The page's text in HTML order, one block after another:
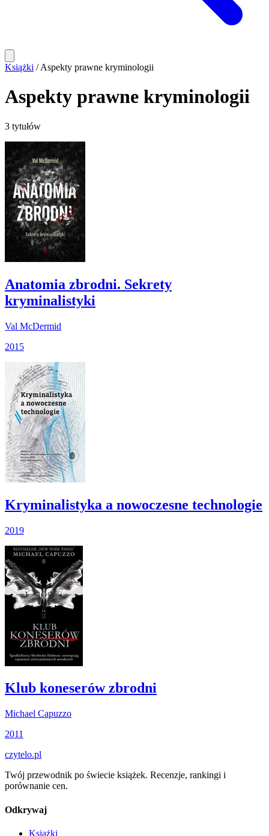
Książki / Aspekty prawne kryminologii
Aspekty prawne kryminologii
3 tytułów
Anatomia zbrodni. Sekrety
kryminalistyki
Val McDermid
2015
Kryminalistyka a nowoczesne technologie
2019
Klub koneserów zbrodni
Michael Capuzzo
2011
czytelo.pl
Twój przewodnik po świecie książek. Recenzje, rankingi i
porównanie cen.
Odkrywaj
Książki